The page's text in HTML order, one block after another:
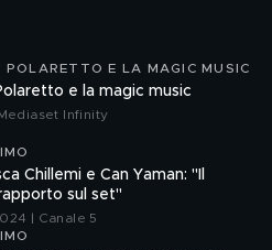
POLARETTO E LA MAGIC MUSIC
e la magic music
Infinity
Chillemi e Can Yaman: "Il
sul set"
| Canale 5